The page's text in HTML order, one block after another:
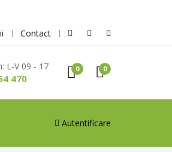
Contact
L-V 09 - 17
470
0 0
Autentificare